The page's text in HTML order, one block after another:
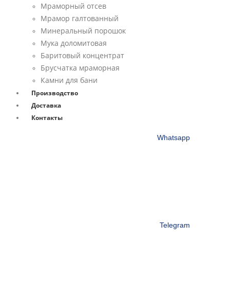
Мраморный отсев
Мрамор галтованный
Минеральный порошок
Мука доломитовая
Баритовый концентрат
Брусчатка мраморная
Камни для бани
Производство
Доставка
Контакты
Whatsapp
Telegram